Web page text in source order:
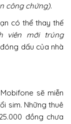
công chứng).
có thể thay thế
viên mới trúng
dấu của nhà
sẽ miễn
sim. Những thuê
đồng chưa